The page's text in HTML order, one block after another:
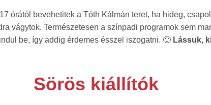
órától bevehetitek a Tóth Kálmán teret, ha hideg,
vágytok. Természetesen a színpadi programok sem
be, így addig érdemes ésszel iszogatni. 🙂 Lássuk,
Sörös kiállítók